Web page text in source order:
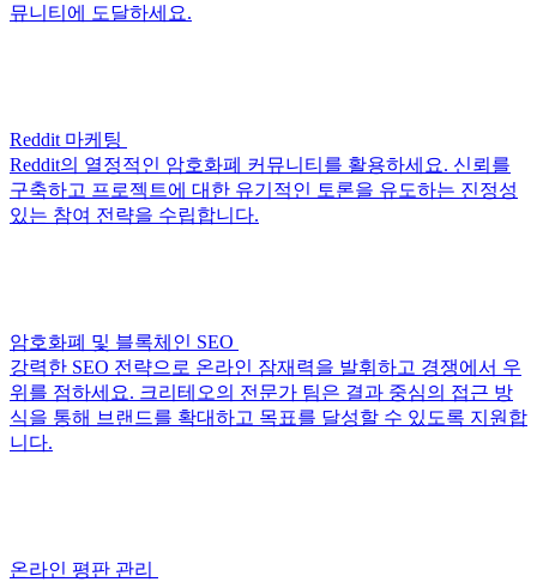
뮤니티에 도달하세요.
Reddit 마케팅
Reddit의 열정적인 암호화폐 커뮤니티를 활용하세요. 신뢰를
구축하고 프로젝트에 대한 유기적인 토론을 유도하는 진정성
있는 참여 전략을 수립합니다.
암호화폐 및 블록체인 SEO
강력한 SEO 전략으로 온라인 잠재력을 발휘하고 경쟁에서 우
위를 점하세요. 크리테오의 전문가 팀은 결과 중심의 접근 방
식을 통해 브랜드를 확대하고 목표를 달성할 수 있도록 지원합
니다.
온라인 평판 관리